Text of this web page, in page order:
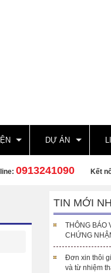
0913241090 Kết
DỰ ÁN
TIN MỚI
THÔNG BÁO
CHỨNG
Đơn xin thôi
và từ nhiệm